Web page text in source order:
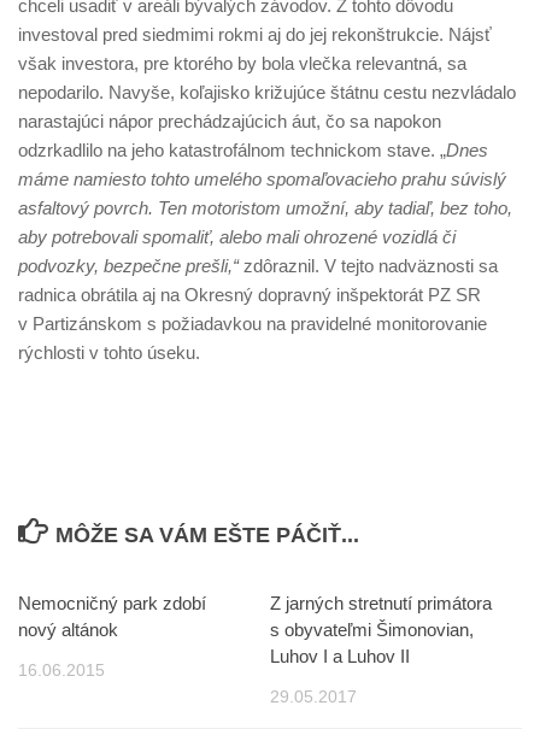
chceli usadiť v areáli bývalých závodov. Z tohto dôvodu
investoval pred siedmimi rokmi aj do jej rekonštrukcie. Nájsť
však investora, pre ktorého by bola vlečka relevantná, sa
nepodarilo. Navyše, koľajisko križujúce štátnu cestu nezvládalo
narastajúci nápor prechádzajúcich áut, čo sa napokon
odzrkadlilo na jeho katastrofálnom technickom stave. „Dnes
máme namiesto tohto umelého spomaľovacieho prahu súvislý
asfaltový povrch. Ten motoristom umožní, aby tadiaľ, bez toho,
aby potrebovali spomaliť, alebo mali ohrozené vozidlá či
podvozky, bezpečne prešli,“zdôraznil. V tejto nadväznosti sa
radnica obrátila aj na Okresný dopravný inšpektorát PZ SR
v Partizánskom s požiadavkou na pravidelné monitorovanie
rýchlosti v tohto úseku.
MÔŽE SA VÁM EŠTE PÁČIŤ...
Nemocničný park zdobí
nový altánok
16.06.2015
Z jarných stretnutí primátora
s obyvateľmi Šimonovian,
Luhov I a Luhov II
29.05.2017